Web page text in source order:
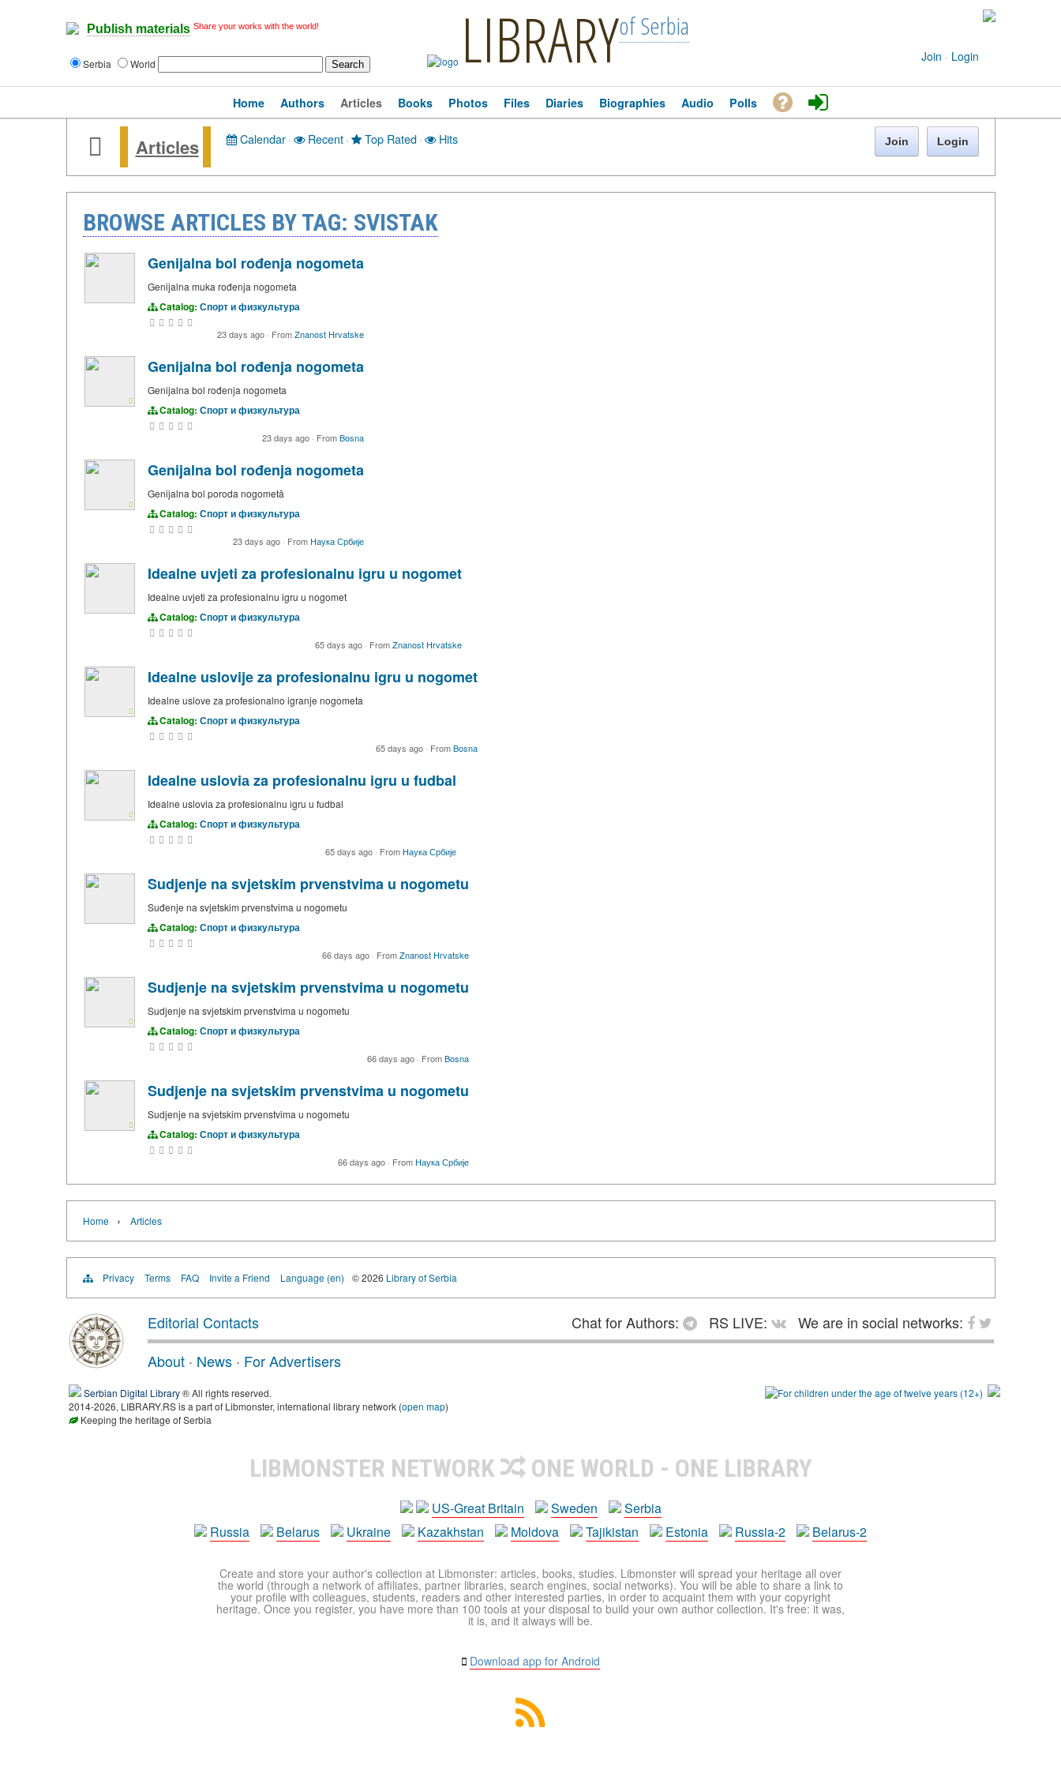
Publish materials Share your works with the world!
Serbia World LIBRARYof Serbia
Join · Login
Home Authors Articles Books Photos Files Diaries Biographies Audio Polls
Articles Calendar · Recent · Top Rated · Hits Join Login
BROWSE ARTICLES BY TAG: SVISTAK
Genijalna bol rođenja nogometa
Genijalna muka rođenja nogometa
Catalog: Спорт и физкультура
23 days ago · FromZnanost Hrvatske
Genijalna bol rođenja nogometa
Genijalna bol rođenja nogometa
Catalog: Спорт и физкультура
23 days ago · FromBosna
Genijalna bol rođenja nogometa
Genijalna bol poroda nogometā
Catalog: Спорт и физкультура
23 days ago · FromНаука Србије
Idealne uvjeti za profesionalnu igru u nogomet
Idealne uvjeti za profesionalnu igru u nogomet
Catalog: Спорт и физкультура
65 days ago · FromZnanost Hrvatske
Idealne uslovije za profesionalnu igru u nogomet
Idealne uslove za profesionalno igranje nogometa
Catalog: Спорт и физкультура
65 days ago · FromBosna
Idealne usloviа za profesionalnu igru u fudbal
Idealne usloviа za profesionalnu igru u fudbal
Catalog: Спорт и физкультура
65 days ago · FromНаука Србије
Sudjenje na svjetskim prvenstvima u nogometu
Suđenje na svjetskim prvenstvima u nogometu
Catalog: Спорт и физкультура
66 days ago · FromZnanost Hrvatske
Sudjenje na svjetskim prvenstvima u nogometu
Sudjenje na svjetskim prvenstvima u nogometu
Catalog: Спорт и физкультура
66 days ago · FromBosna
Sudjenje na svjetskim prvenstvima u nogometu
Sudjenje na svjetskim prvenstvima u nogometu
Catalog: Спорт и физкультура
66 days ago · FromНаука Србије
Home › Articles
Privacy Terms FAQ Invite a Friend Language (en) © 2026 Library of Serbia
Editorial Contacts Chat for Authors: RS LIVE:
We are in social networks:
About · News · For Advertisers
Serbian Digital Library® All rights reserved.
2014-2026, LIBRARY.RS is a part of Libmonster, international library network (open map)
Keeping the heritage of Serbia
LIBMONSTER NETWORK ONE WORLD - ONE LIBRARY
US-Great Britain Sweden
Serbia
Russia
Belarus Ukraine Kazakhstan Moldova Tajikistan Estonia Russia-2 Belarus-2
Create and store your author's collection at Libmonster: articles, books, studies. Libmonster will spread your heritage all over
the world (through a network of affiliates, partner libraries, search engines, social networks). You will be able to share a link to
your profile with colleagues, students, readers and other interested parties, in order to acquaint them with your copyright
heritage. Once you register, you have more than 100 tools at your disposal to build your own author collection. It's free: it was,
it is, and it always will be.
Download app for Android